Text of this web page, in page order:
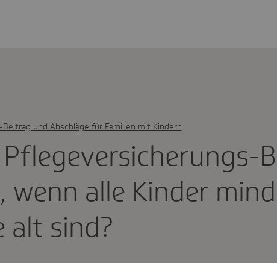
wenn alle Kinder
alt sind?
Beitrag und Abschläge für Familien mit Kindern